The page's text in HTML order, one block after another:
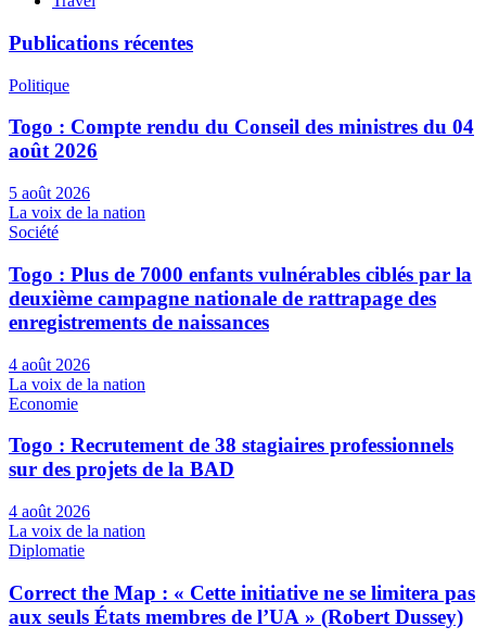
Publications récentes
Politique
Togo : Compte rendu du Conseil des ministres du 04
août 2026
5 août 2026
La voix de la nation
Société
Togo : Plus de 7000 enfants vulnérables ciblés par la
deuxième campagne nationale de rattrapage des
enregistrements de naissances
4 août 2026
La voix de la nation
Economie
Togo : Recrutement de 38 stagiaires professionnels
sur des projets de la BAD
4 août 2026
La voix de la nation
Diplomatie
Correct the Map : « Cette initiative ne se limitera pas
aux seuls États membres de l’UA » (Robert Dussey)